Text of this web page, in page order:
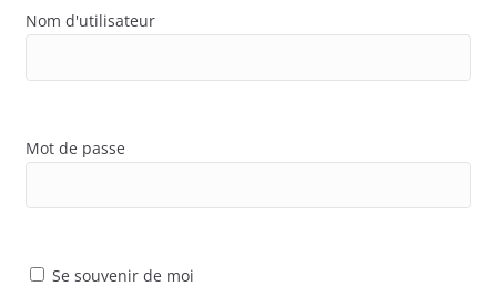
Nom d'utilisateur
Mot de passe
Se souvenir de moi